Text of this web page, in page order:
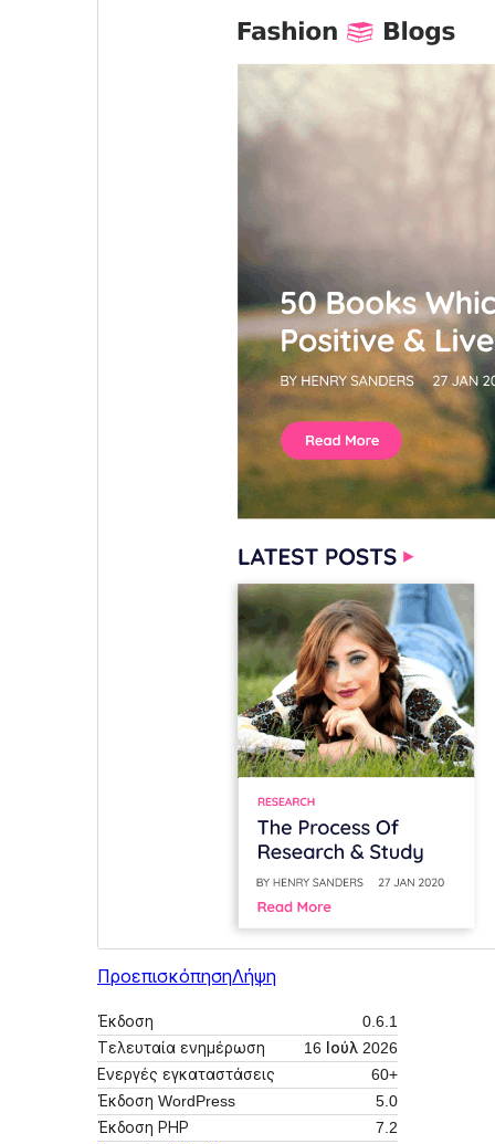
ΠροεπισκόπησηΛήψη
Έκδοση
0.6.1
Τελευταία ενημέρωση
16 Ιούλ 2026
Ενεργές εγκαταστάσεις
60+
Έκδοση WordPress
5.0
Έκδοση ΡΗΡ
7.2